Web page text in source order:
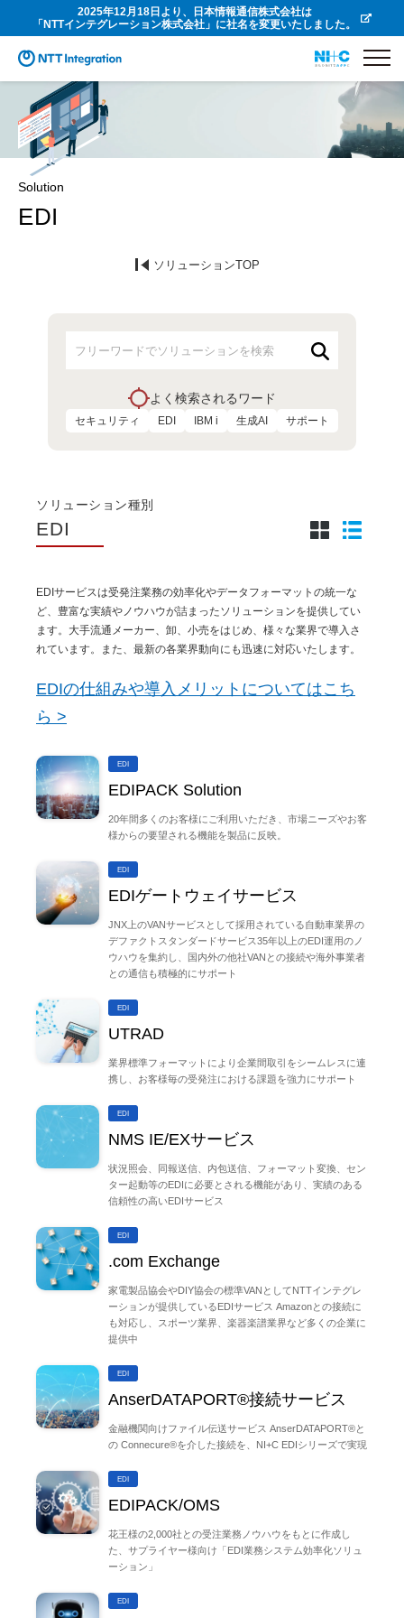
2025年12月18日より、日本情報通信株式会社は
「NTTインテグレーション株式会社」に社名を変更いたしました。
Solution
EDI
ソリューションTOP
よく検索されるワード
セキュリティ EDI IBM i 生成AI サポート
ソリューション種別
EDI
EDIサービスは受発注業務の効率化やデータフォーマットの統一な
ど、豊富な実績やノウハウが詰まったソリューションを提供してい
ます。大手流通メーカー、卸、小売をはじめ、様々な業界で導入さ
れています。また、最新の各業界動向にも迅速に対応いたします。
EDIの仕組みや導入メリットについてはこち
ら >
EDI
EDIPACK Solution
20年間多くのお客様にご利用いただき、市場ニーズやお客
様からの要望される機能を製品に反映。
EDI
EDIゲートウェイサービス
JNX上のVANサービスとして採用されている自動車業界の
デファクトスタンダードサービス35年以上のEDI運用のノ
ウハウを集約し、国内外の他社VANとの接続や海外事業者
との通信も積極的にサポート
EDI
UTRAD
業界標準フォーマットにより企業間取引をシームレスに連
携し、お客様毎の受発注における課題を強力にサポート
EDI
NMS IE/EXサービス
状況照会、同報送信、内包送信、フォーマット変換、セン
ター起動等のEDIに必要とされる機能があり、実績のある
信頼性の高いEDIサービス
EDI
.com Exchange
家電製品協会やDIY協会の標準VANとしてNTTインテグレ
ーションが提供しているEDIサービス Amazonとの接続に
も対応し、スポーツ業界、楽器楽譜業界など多くの企業に
提供中
EDI
AnserDATAPORT®接続サービス
金融機関向けファイル伝送サービス AnserDATAPORT®と
の Connecure®を介した接続を、NI+C EDIシリーズで実現
EDI
EDIPACK/OMS
花王様の2,000社との受注業務ノウハウをもとに作成し
た、サプライヤー様向け「EDI業務システム効率化ソリュ
ーション」
EDI